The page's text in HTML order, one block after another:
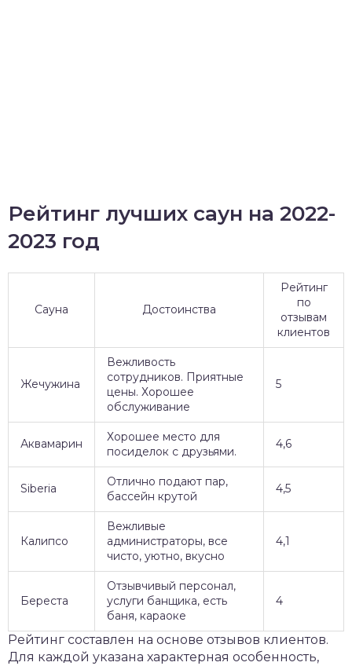
Рейтинг лучших саун на 2022-
2023 год
Сауна Достоинства
Рейтинг
по
отзывам
клиентов
Жечужина
Вежливость
сотрудников. Приятные
цены. Хорошее
обслуживание
5
Аквамарин
Хорошее место для
посиделок с друзьями.
4,6
Siberia
Отлично подают пар,
бассейн крутой
4,5
Калипсо
Вежливые
администраторы, все
чисто, уютно, вкусно
4,1
Береста
Отзывчивый персонал,
услуги банщика, есть
баня, караоке
4
Рейтинг составлен на основе отзывов клиентов.
Для каждой указана характерная особенность,